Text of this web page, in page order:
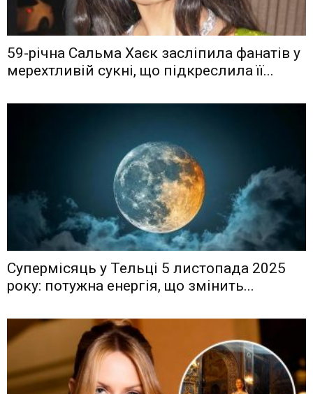
59-річна Сальма Хаєк засліпила фанатів у
мерехтливій сукні, що підкреслила її...
Супермісяць у Тельці 5 листопада 2025
року: потужна енергія, що змінить...